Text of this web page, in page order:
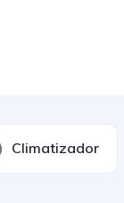
Climatizador